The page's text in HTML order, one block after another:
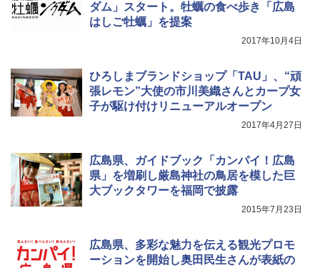
ダム」スタート。牡蠣の食べ歩き「広島
はしご牡蠣」を提案
2017年10月4日
ひろしまブランドショップ「TAU」、“頑
張レモン”大使の市川美織さんとカープ女
子が駆け付けリニューアルオープン
2017年4月27日
広島県、ガイドブック「カンパイ！広島
県」を増刷し厳島神社の鳥居を模した巨
大ブックタワーを福岡で披露
2015年7月23日
広島県、多彩な魅力を伝える観光プロモ
ーションを開始し奥田民生さんが表紙の